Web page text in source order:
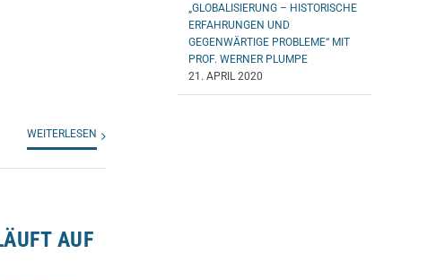
WEITERLESEN
AUF
„GLOBALISIERUNG – HISTORISCHE
ERFAHRUNGEN UND
GEGENWÄRTIGE PROBLEME“ MIT
PROF. WERNER PLUMPE
21. APRIL 2020